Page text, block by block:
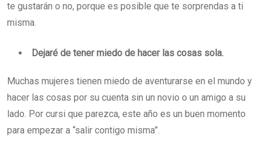
te gustarán o no, porque es posible que te sorprendas a ti
misma.
Dejaré de tener miedo de hacer las cosas sola.
Muchas mujeres tienen miedo de aventurarse en el mundo y
hacer las cosas por su cuenta sin un novio o un amigo a su
lado. Por cursi que parezca, este año es un buen momento
para empezar a “salir contigo misma”.